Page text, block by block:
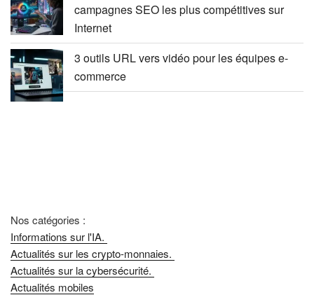
campagnes SEO les plus compétitives sur
Internet
3 outils URL vers vidéo pour les équipes e-
commerce
Nos catégories :
Informations sur l'IA.
Actualités sur les crypto-monnaies.
Actualités sur la cybersécurité.
Actualités mobiles